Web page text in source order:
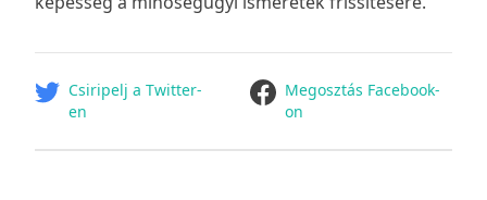
Csiripelj a Twitter-
en
facebookMegosztás Facebook-
on